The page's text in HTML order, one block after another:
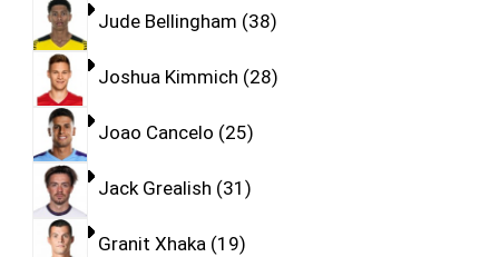
Jude Bellingham 38
Joshua Kimmich 28
Joao Cancelo 25
Jack Grealish 31
Granit Xhaka 19